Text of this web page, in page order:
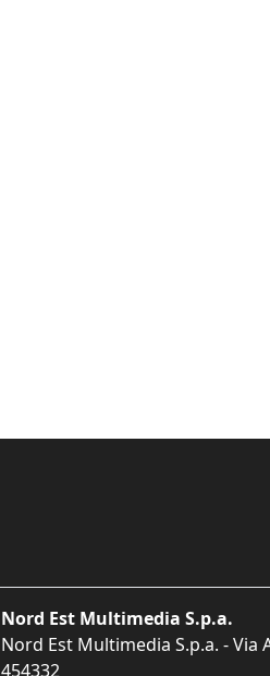
Nord Est Multimedia S.p.a.
Nord Est Multimedia S.p.a. - Via
454332